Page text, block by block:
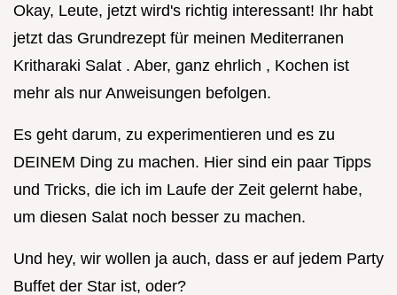
Okay, Leute, jetzt wird's richtig interessant! Ihr habt
jetzt das Grundrezept für meinen Mediterranen
Kritharaki Salat . Aber, ganz ehrlich , Kochen ist
mehr als nur Anweisungen befolgen.
Es geht darum, zu experimentieren und es zu
DEINEM Ding zu machen. Hier sind ein paar Tipps
und Tricks, die ich im Laufe der Zeit gelernt habe,
um diesen Salat noch besser zu machen.
Und hey, wir wollen ja auch, dass er auf jedem Party
Buffet der Star ist, oder?